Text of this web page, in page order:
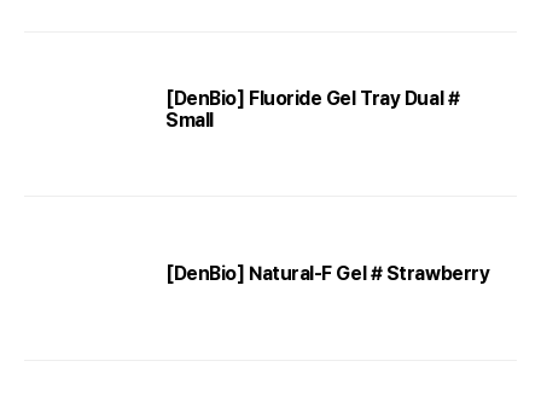
[DenBio] Fluoride Gel Tray Dual #
Small
[DenBio] Natural-F Gel # Strawberry